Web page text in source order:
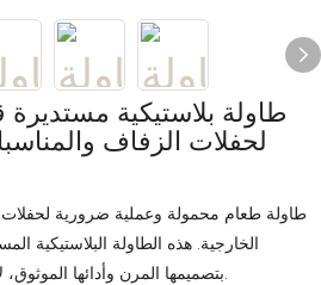
طاولة بلاستيكية
لحفلات الزفاف
طاولة طعام محمولة وعملية ضرورية لحفلات
الخارجية. هذه الطاولة البلاستيكية
بتصميمها المرن وأدائها الموثوق، لا غنى عنها للتجمعات الخارجية.